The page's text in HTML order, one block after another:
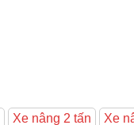
Xe nâng 2 tấn Xe